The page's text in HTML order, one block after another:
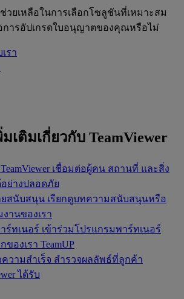
วยเหลือในการเลือกโซลูชันที่เหมาะสม
การอัปเกรดใบอนุญาตของคุณหรือไม่
รา
เติมเกี่ยวกับ TeamViewer
เชื่อมต่อผู้คน สถานที่ และสิ่ง
อย่างปลอดภัย
ยสนับสนุน เรียกดูบทความสนับสนุนหรือ
านของเรา
ร์ทเนอร์ เข้าร่วมโปรแกรมพาร์ทเนอร์
ของเรา TeamUP
ความสำเร็จ สำรวจผลลัพธ์ที่ลูกค้า
ได้รับ